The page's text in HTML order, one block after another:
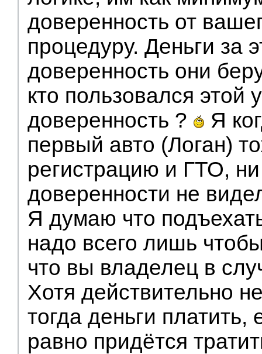
доверенность от
процедуру. Деньги за
доверенность они
кто пользовался этой
доверенность ?
Я
первый авто (Логан)
регистрацию и ГТО, ни
доверенности не
Я думаю что
надо всего лишь
что вы владелец в
Хотя действительно
тогда деньги платить,
равно придётся